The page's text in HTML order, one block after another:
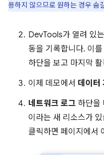
용하지 않으므로 원하는 경우 숨
DevTools가 열려 있
동을 기록합니다. 이
하단을 보고 마지막
이제 데모에서 데이터
네트워크 로그 하단을
이라는 새 리소스가
클릭하면 페이지에서